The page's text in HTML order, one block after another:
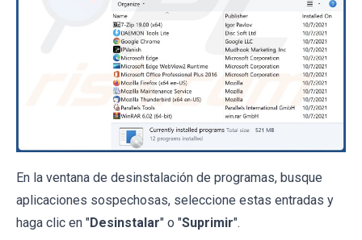
En la ventana de desinstalación de programas, busque
aplicaciones sospechosas, seleccione estas entradas y
haga clic en "Desinstalar" o "Suprimir".